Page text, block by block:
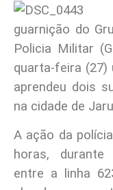
guarnição do
Policia Militar
quarta-feira
aprendeu dois
na cidade de
A ação da
horas,
entre a linha